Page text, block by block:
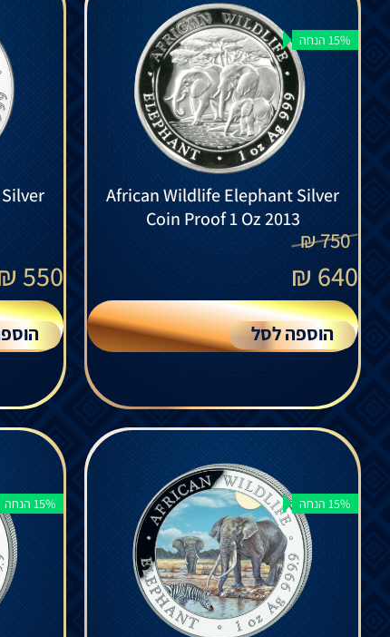
15% הנחה
African Wildlife Elephant Silver
Coin Proof 1 Oz 2013
750
₪
640
₪
הוספה לסל
550
15% הנחה 15% הנחה